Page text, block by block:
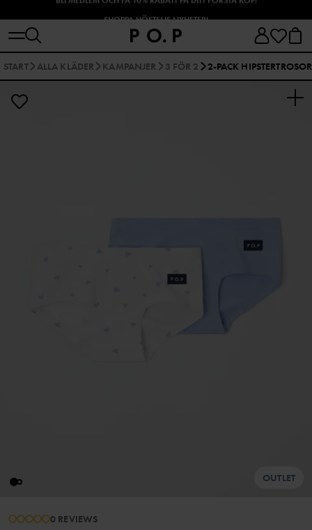
SHOPPA HÖSTENS NYHETER!
START ALLA KLÄDER KAMPANJER 3 FÖR 2 2-PACK HIPSTERTROSOR
OUTLET
0 REVIEWS